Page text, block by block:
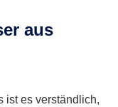
aus
ist es verständlich,